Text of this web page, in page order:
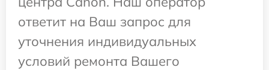
ответит на Ваш запрос для
уточнения индивидуальных
условий ремонта Вашего